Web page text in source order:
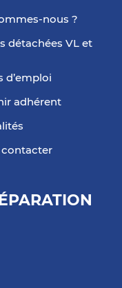
nous ?
détachées VL et
d’emploi
adhérent
contacter